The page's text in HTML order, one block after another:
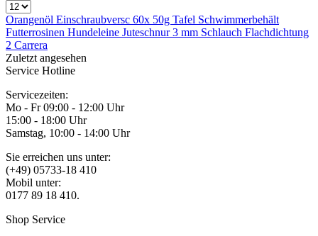
Orangenöl Einschraubversc 60x 50g Tafel Schwimmerbehält
Futterrosinen Hundeleine Juteschnur 3 mm Schlauch Flachdichtung
2 Carrera
Zuletzt angesehen
Service Hotline
Servicezeiten:
Mo - Fr 09:00 - 12:00 Uhr
15:00 - 18:00 Uhr
Samstag, 10:00 - 14:00 Uhr
Sie erreichen uns unter:
(+49) 05733-18 410
Mobil unter:
0177 89 18 410.
Shop Service